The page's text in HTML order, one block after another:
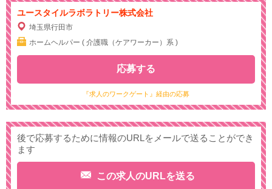
ユースタイルラボラトリー株式会社
埼玉県行田市
ホームヘルパー ( 介護職（ケアワーカー）系 )
『求人のワークゲート』経由の応募
応募する
後で応募するために情報のURLをメールで送ることができ
ます
この求人のURLを送る